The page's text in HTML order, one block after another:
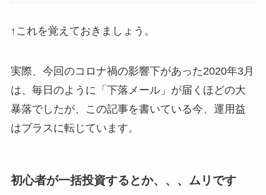
↑これを覚えておきましょう。
実際、今回のコロナ禍の影響下があった2020年3月
は、毎日のように「下落メール」が届くほどの大
暴落でしたが、この記事を書いている今、運用益
はプラスに転じています。
初心者が一括投資するとか、、、ムリです